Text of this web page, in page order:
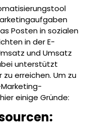
Posten in sozialen
in der E-
und Umsatz
unterstützt
erreichen. Um zu
einige Gründe: